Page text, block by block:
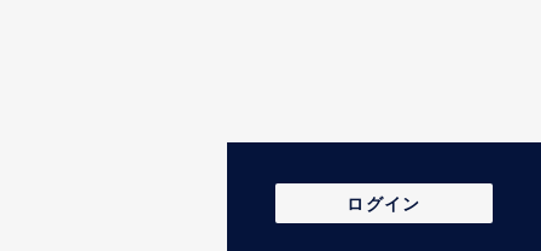
ログイン